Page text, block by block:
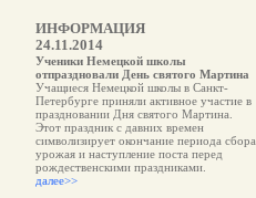
ИНФОРМАЦИЯ
24.11.2014
Ученики Немецкой школы
отпраздновали День святого Мартина
Учащиеся Немецкой школы в Санкт-
Петербурге приняли активное участие в
праздновании Дня святого Мартина.
Этот праздник с давних времен
символизирует окончание периода сбора
урожая и наступление поста перед
рождественскими праздниками.
далее>>